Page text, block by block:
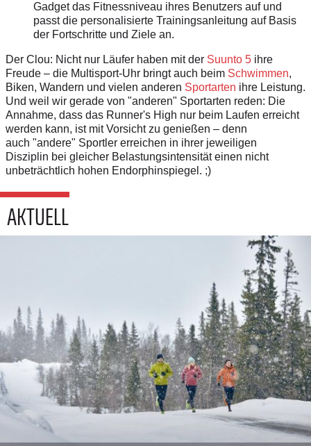
Gadget das Fitnessniveau ihres Benutzers auf und
passt die personalisierte Trainingsanleitung auf Basis
der Fortschritte und Ziele an.
Der Clou: Nicht nur Läufer haben mit der Suunto 5 ihre
Freude – die Multisport-Uhr bringt auch beim Schwimmen,
Biken, Wandern und vielen anderen Sportarten ihre Leistung.
Und weil wir gerade von "anderen" Sportarten reden: Die
Annahme, dass das Runner's High nur beim Laufen erreicht
werden kann, ist mit Vorsicht zu genießen – denn
auch "andere" Sportler erreichen in ihrer jeweiligen
Disziplin bei gleicher Belastungsintensität einen nicht
unbeträchtlich hohen Endorphinspiegel. ;)
AKTUELL